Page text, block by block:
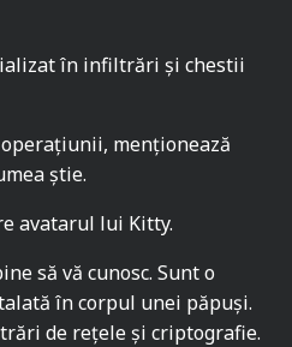
în infiltrări și chestii
menționează
știe.
avatarul lui Kitty.
să vă cunosc. Sunt o
în corpul unei păpuși.
de rețele și criptografie.